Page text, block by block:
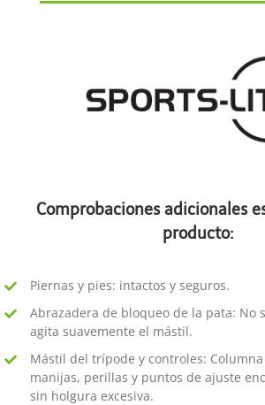
Comprobaciones adicionales
producto:
Piernas y pies: intactos y seguros.
Abrazadera de bloqueo de la pata: No
agita suavemente el mástil.
Mástil del trípode y controles:
manijas, perillas y puntos de ajuste
sin holgura excesiva.